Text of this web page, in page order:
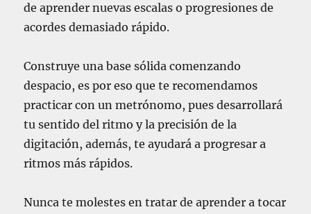
de aprender nuevas escalas o progresiones de
acordes demasiado rápido.
Construye una base sólida comenzando
despacio, es por eso que te recomendamos
practicar con un metrónomo, pues desarrollará
tu sentido del ritmo y la precisión de la
digitación, además, te ayudará a progresar a
ritmos más rápidos.
Nunca te molestes en tratar de aprender a tocar